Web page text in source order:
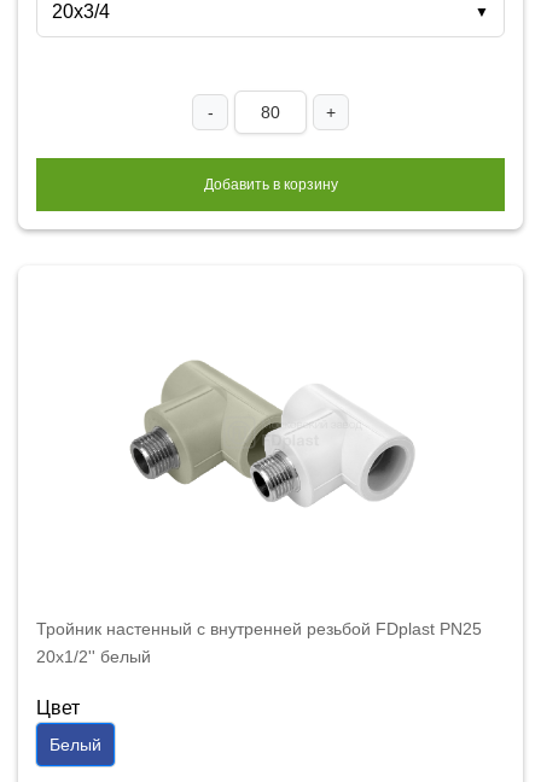
20х3/4
▼
- +
Добавить в корзину
Тройник настенный с внутренней резьбой FDplast PN25
20х1/2'' белый
Цвет
Белый